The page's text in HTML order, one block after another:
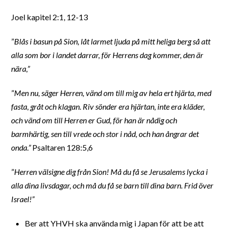
Joel kapitel 2:1, 12-13
”Blås i basun på Sion, låt larmet ljuda på mitt heliga berg så att
alla som bor i landet darrar, för Herrens dag kommer, den är
nära,”
”Men nu, säger Herren, vänd om till mig av hela ert hjärta, med
fasta, gråt och klagan. Riv sönder era hjärtan, inte era kläder,
och vänd om till Herren er Gud, för han är nådig och
barmhärtig, sen till vrede och stor i nåd, och han ångrar det
onda.”Psaltaren 128:5,6
”Herren välsigne dig från Sion! Må du få se Jerusalems lycka i
alla dina livsdagar, och må du få se barn till dina barn. Frid över
Israel!”
Ber att YHVH ska använda mig i Japan för att be att